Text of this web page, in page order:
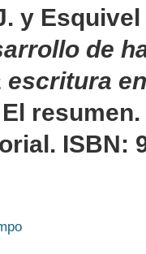
y
de
escritura
ISBN: